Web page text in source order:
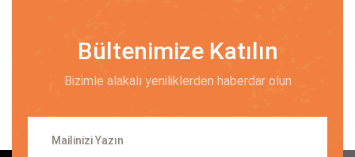
Bültenimize Katılın
Bizimle alakalı yeniliklerden haberdar olun